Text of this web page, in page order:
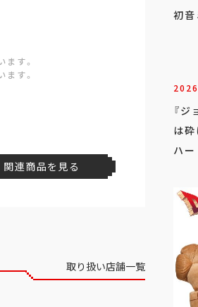
す。
す。
関連商品を見る
取り扱い店舗一覧
初
『
は
ハ